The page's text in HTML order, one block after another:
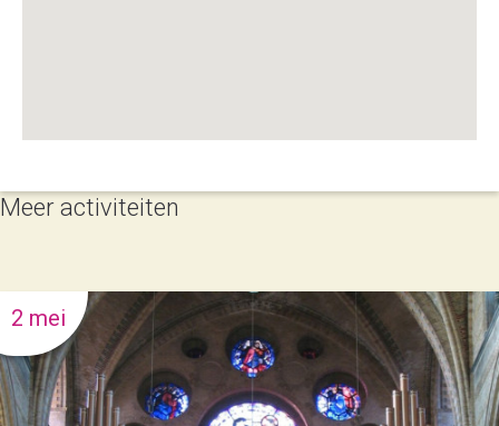
Meer activiteiten
2 mei